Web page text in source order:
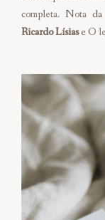
completa. Nota
Ricardo Lísiase O